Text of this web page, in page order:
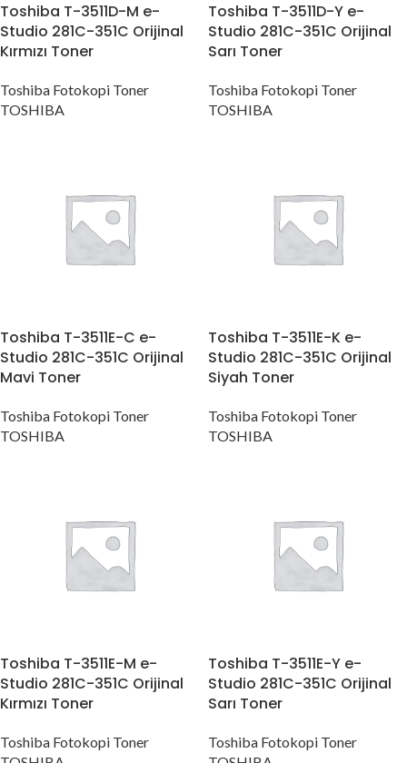
Toshiba T-3511D-M e-
Studio 281C-351C Orijinal
Kırmızı Toner
Toshiba Fotokopi Toner
TOSHIBA
Toshiba T-3511D-Y e-
Studio 281C-351C Orijinal
Sarı Toner
Toshiba Fotokopi Toner
TOSHIBA
Toshiba T-3511E-C e-
Studio 281C-351C Orijinal
Mavi Toner
Toshiba Fotokopi Toner
TOSHIBA
Toshiba T-3511E-K e-
Studio 281C-351C Orijinal
Siyah Toner
Toshiba Fotokopi Toner
TOSHIBA
Toshiba T-3511E-M e-
Studio 281C-351C Orijinal
Kırmızı Toner
Toshiba Fotokopi Toner
Toshiba T-3511E-Y e-
Studio 281C-351C Orijinal
Sarı Toner
Toshiba Fotokopi Toner